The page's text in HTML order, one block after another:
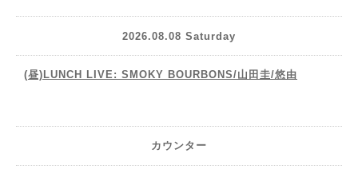
2026.08.08 Saturday
(昼)LUNCH LIVE: SMOKY BOURBONS/山田圭/悠由
カウンター